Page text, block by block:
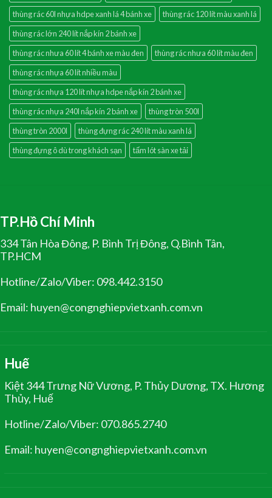
thùng rác 60l nhựa hdpe xanh lá 4 bánh xe
thùng rác 120 lít màu xanh lá
thùng rác lớn 240 lít nắp kín 2 bánh xe
thùng rác nhưa 60 lít 4 bánh xe màu đen
thùng rác nhưa 60 lít màu đen
thùng rác nhựa 60 lít nhiều màu
thùng rác nhựa 120 lít nhựa hdpe nắp kín 2 bánh xe
thùng rác nhựa 240l nắp kín 2 bánh xe
thùng tròn 500l
thùng tròn 2000l
thùng đựng rác 240 lít màu xanh lá
thùng đựng ô dù trong khách sạn
tấm lót sàn xe tải
TP.Hồ Chí Minh
334 Tân Hòa Đông, P. Bình Trị Đông, Q.Bình Tân,
TP.HCM
Hotline/Zalo/Viber: 098.442.3150
Email: huyen@congnghiepvietxanh.com.vn
Huế
Kiệt 344 Trưng Nữ Vương, P. Thủy Dương, TX. Hương
Thủy, Huế
Hotline/Zalo/Viber: 070.865.2740
Email: huyen@congnghiepvietxanh.com.vn